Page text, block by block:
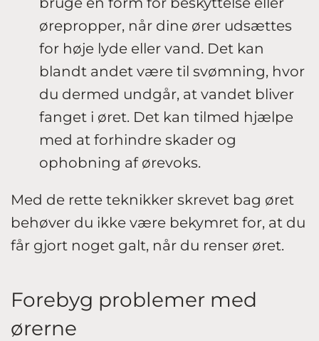
ørepropper, når dine ører udsættes
for høje lyde eller vand. Det kan
blandt andet være til svømning, hvor
du dermed undgår, at vandet bliver
fanget i øret. Det kan tilmed hjælpe
med at forhindre skader og
ophobning af ørevoks.
Med de rette teknikker skrevet bag øret
behøver du ikke være bekymret for, at du
får gjort noget galt, når du renser øret.
Forebyg problemer med
ørerne